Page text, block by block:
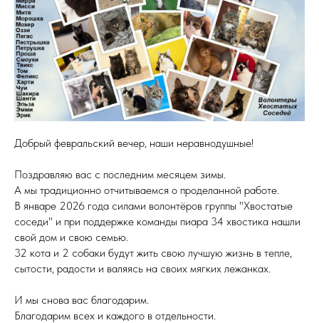
Добрый февральский вечер, наши неравнодушные!
Поздравляю вас с последним месяцем зимы.
А мы традиционно отчитываемся о проделанной работе.
В январе 2026 года силами волонтёров группы "Хвостатые
соседи" и при поддержке команды пиара 34 хвостика нашли
свой дом и свою семью.
32 кота и 2 собаки будут жить свою лучшую жизнь в тепле,
сытости, радости и валяясь на своих мягких лежанках.
И мы снова вас благодарим.
Благодарим всех и каждого в отдельности.